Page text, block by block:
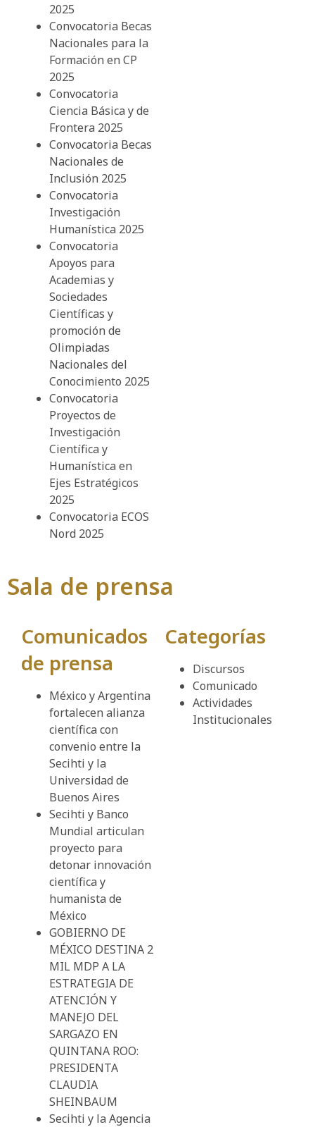
2025
Convocatoria Becas
Nacionales para la
Formación en CP
2025
Convocatoria
Ciencia Básica y de
Frontera 2025
Convocatoria Becas
Nacionales de
Inclusión 2025
Convocatoria
Investigación
Humanística 2025
Convocatoria
Apoyos para
Academias y
Sociedades
Científicas y
promoción de
Olimpiadas
Nacionales del
Conocimiento 2025
Convocatoria
Proyectos de
Investigación
Científica y
Humanística en
Ejes Estratégicos
2025
Convocatoria ECOS
Nord 2025
Sala de prensa
Comunicados
de prensa
México y Argentina
fortalecen alianza
científica con
convenio entre la
Secihti y la
Universidad de
Buenos Aires
Secihti y Banco
Mundial articulan
proyecto para
detonar innovación
científica y
humanista de
México
GOBIERNO DE
MÉXICO DESTINA 2
MIL MDP A LA
ESTRATEGIA DE
ATENCIÓN Y
MANEJO DEL
SARGAZO EN
QUINTANA ROO:
PRESIDENTA
CLAUDIA
SHEINBAUM
Secihti y la Agencia
Categorías
Discursos
Comunicado
Actividades
Institucionales